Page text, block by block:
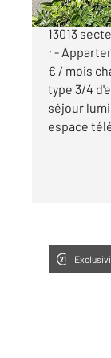
À
13013
: -
€ / mois
type 3/4
séjour
espace